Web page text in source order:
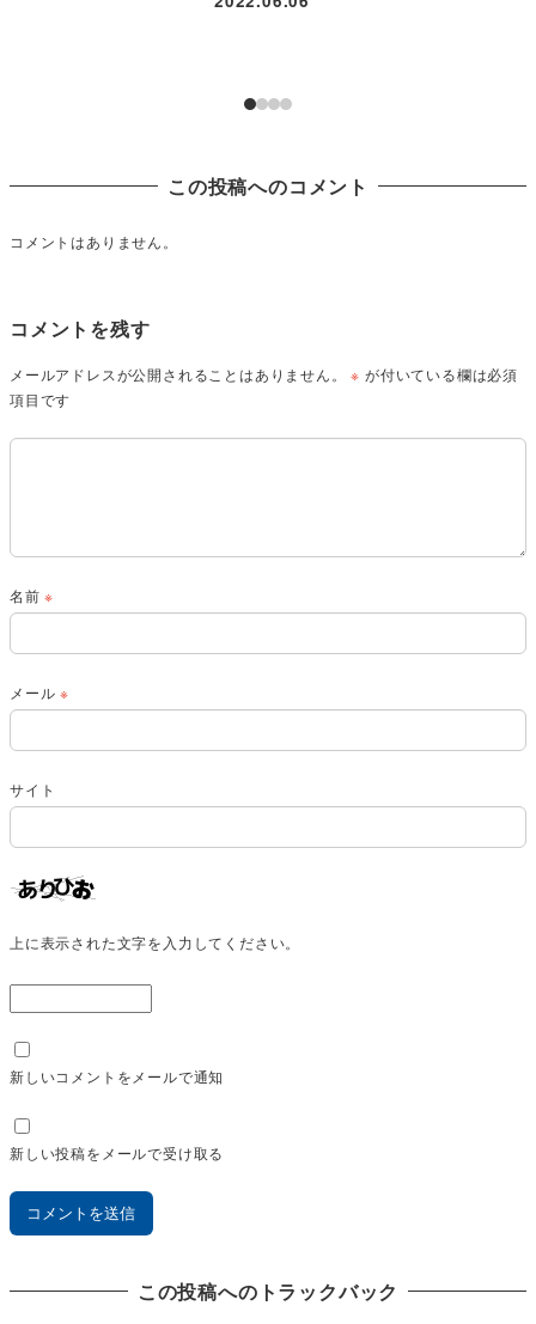
この投稿へのコメント
コメントはありません。
コメントを残す
メールアドレスが公開されることはありません。 ※ が付いている欄は必須
項目です
名前※
メール※
サイト
上に表示された文字を入力してください。
新しいコメントをメールで通知
新しい投稿をメールで受け取る
この投稿へのトラックバック